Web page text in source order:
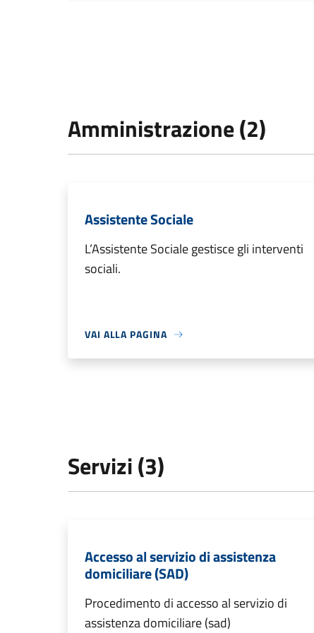
Amministrazione (2)
Assistente Sociale
L’Assistente Sociale gestisce gli interventi
sociali.
VAI ALLA PAGINA
Servizi (3)
Accesso al servizio di assistenza
domiciliare (SAD)
Procedimento di accesso al servizio di
assistenza domiciliare (sad)